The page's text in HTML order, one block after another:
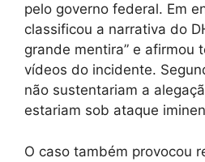
pelo governo federal. Em
classificou a narrativa do
grande mentira” e afirmou
vídeos do incidente.
não sustentariam a
estariam sob ataque
O caso também provocou